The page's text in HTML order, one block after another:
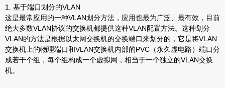
1. 基于端口划分的VLAN
这是最常应用的一种VLAN划分方法，应用也最为广泛、最有效，目前
绝大多数VLAN协议的交换机都提供这种VLAN配置方法。这种划分
VLAN的方法是根据以太网交换机的交换端口来划分的，它是将VLAN
交换机上的物理端口和VLAN交换机内部的PVC（永久虚电路）端口分
成若干个组，每个组构成一个虚拟网，相当于一个独立的VLAN交换
机。